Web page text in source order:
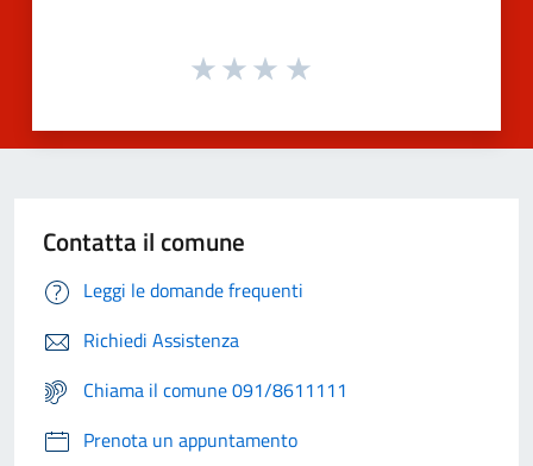
Contatta il comune
Leggi le domande frequenti
Richiedi Assistenza
Chiama il comune 091/8611111
Prenota un appuntamento